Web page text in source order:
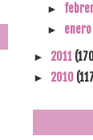
►
► enero
► 2011
► 2010